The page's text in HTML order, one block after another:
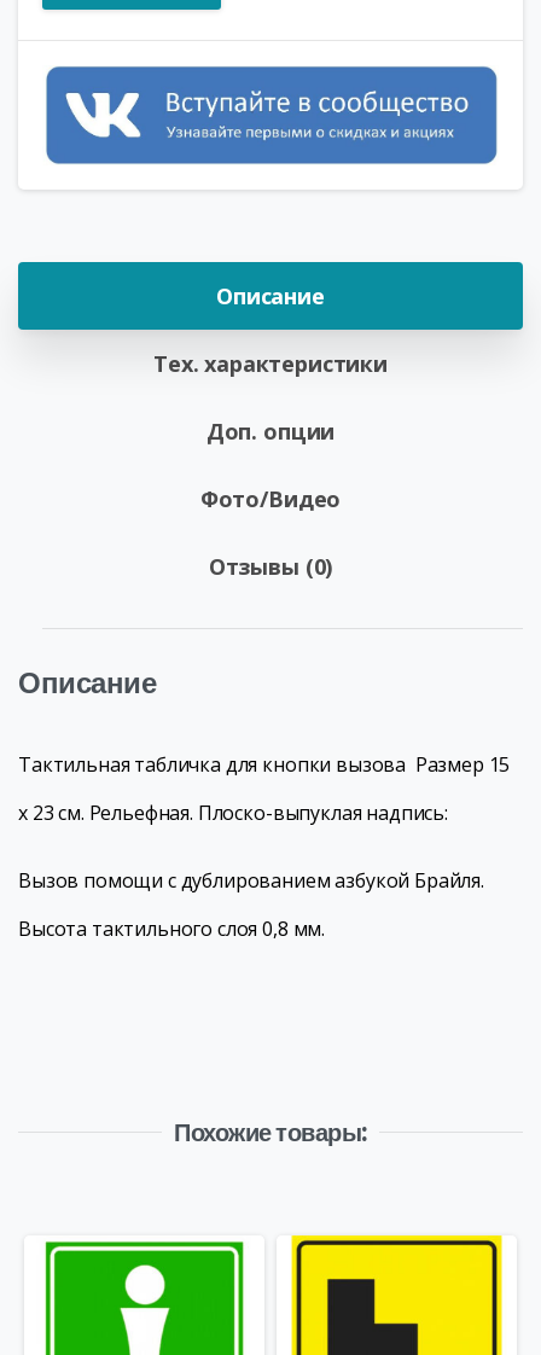
Описание
Тех. характеристики
Доп. опции
Фото/Видео
Отзывы (0)
Описание
Тактильная табличка для кнопки вызова Размер 15
x 23 см. Рельефная. Плоско-выпуклая надпись:
Вызов помощи с дублированием азбукой Брайля.
Высота тактильного слоя 0,8 мм.
Похожие товары: